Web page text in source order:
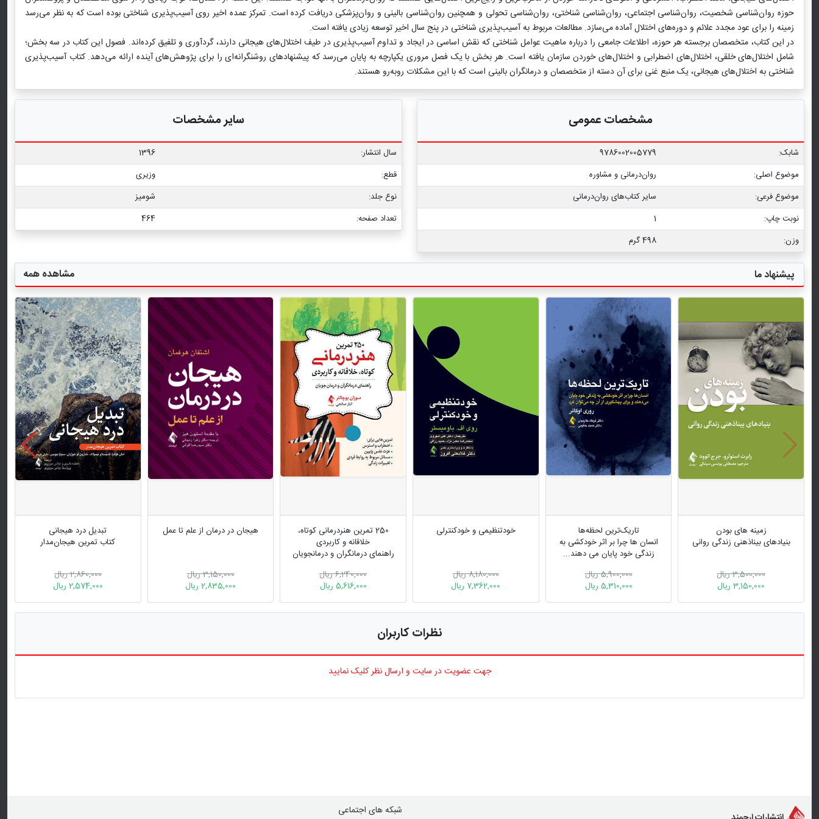
حوزه روان‌شناسی شخصیت، روان‌شناسی اجتماعی، روان‌شناسی شناختی، روان‏‌شناسی تحولی و همچنین روان‌شناسی بالینی و روان‏‌پزشکی دریافت کرده است. تمرکز عمده اخیر روی آسیب‏‌پذیری شناختی بوده است که به نظر می‏‌رسد
زمینه را برای عود مجدد علائم و دوره‏‌های اختلال آماده می‌سازد. مطالعات مربوط به آسیب‌پذیری شناختی در پنج سال اخیر توسعه زیادی یافته است.
در این کتاب، متخصصان برجسته هر حوزه، اطلاعات جامعی را درباره ماهیت عوامل شناختی که نقش اساسی در ایجاد و تداوم آسیب‌پذیری در طیف اختلال‌های هیجانی دارند، گردآوری و تلفیق کرده‌اند. فصول این کتاب در سه بخش؛
شامل اختلال‌های خلقی، اختلال‌های اضطرابی و اختلال‌های خوردن سازمان یافته است. هر بخش با یک فصل مروری یکپارچه به پایان می‌رسد که پیشنهادهای روشنگرانه‌ای را برای پژوهش‌های آینده ارائه می‏‌دهد. کتاب آسیب‌پذیری
شناختی به اختلال‏‌های هیجانی، یک منبع غنی برای آن دسته از متخصصان و درمانگران بالینی است که با این مشکلات روبه‏‌رو هستند.
مشخصات عمومی
شابک:
9786002005779
موضوع اصلی:
روان‌درمانی و مشاوره
موضوع فرعی:
سایر کتاب‏‌های روان‌درمانی
نوبت چاپ:
1
وزن:
498 گرم
سایر مشخصات
سال انتشار:
1396
قطع:
وزیری
نوع جلد:
شومیز
تعداد صفحه:
464
پیشنهاد ما مشاهده همه
زمینه های بودن
بنیادهای بیناذهنی زندگی روانی
3,500,000 ریال
3,150,000 ریال
تاریک‌ترین لحظه‌ها
انسان ها چرا بر اثر خودکشی به
زندگی خود پایان می دهند...
5,900,000 ریال
5,310,000 ریال
خودتنظیمی و خودکنترلی
8,180,000 ریال
7,362,000 ریال
250 تمرین هنر‎درمانی کوتاه،
خلاقانه و کاربردی
راهنمای درمانگران و درمان‎جویان
6,240,000 ریال
5,616,000 ریال
هیجان در درمان از علم تا عمل
3,150,000 ریال
2,835,000 ریال
تبدیل درد هیجانی
کتاب تمرین هیجان‌مدار
2,860,000 ریال
2,574,000 ریال
نظرات کاربران
جهت عضویت در سایت و ارسال نظر کلیک نمایید
شبکه های اجتماعی